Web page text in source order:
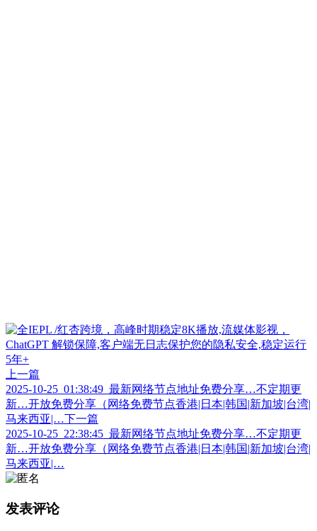
上一篇
2025-10-25_01:38:49_最新网络节点地址免费分享…不定期更
新…开放免费分享（网络免费节点香港|日本|韩国|新加坡|台湾|
马来西亚|… 下一篇
2025-10-25_22:38:45_最新网络节点地址免费分享…不定期更
新…开放免费分享（网络免费节点香港|日本|韩国|新加坡|台湾|
马来西亚|…
发表评论